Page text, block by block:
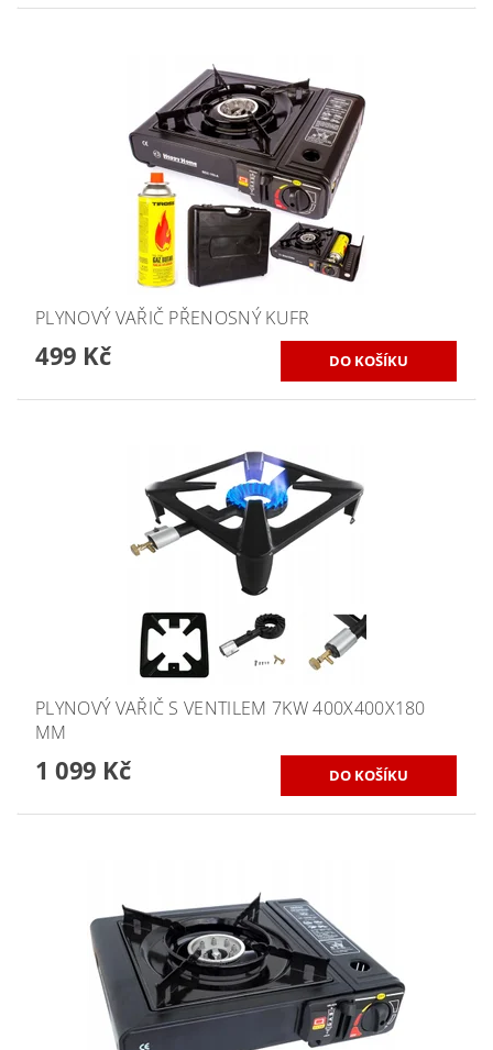
PLYNOVÝ VAŘIČ PŘENOSNÝ KUFR
499 Kč
PLYNOVÝ VAŘIČ S VENTILEM 7KW 400X400X180
MM
1 099 Kč